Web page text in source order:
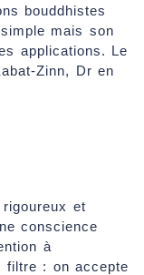
bouddhistes
mais son
applications. Le
Zinn, Dr en
et
conscience
à
filtre : on accepte